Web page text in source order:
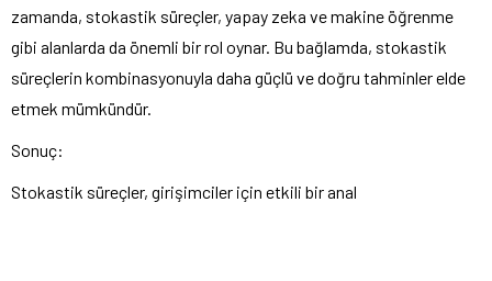
zamanda, stokastik süreçler, yapay zeka ve makine öğrenme
gibi alanlarda da önemli bir rol oynar. Bu bağlamda, stokastik
süreçlerin kombinasyonuyla daha güçlü ve doğru tahminler elde
etmek mümkündür.
Sonuç:
Stokastik süreçler, girişimciler için etkili bir anal